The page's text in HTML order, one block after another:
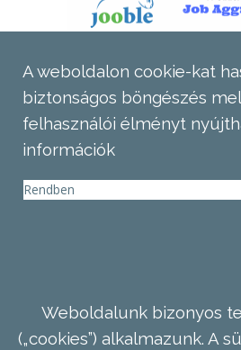
A weboldalon cookie-kat
biztonságos böngészés
felhasználói élményt
információk
Rendben
Weboldalunk bizonyos
(„cookies”) alkalmazunk. A